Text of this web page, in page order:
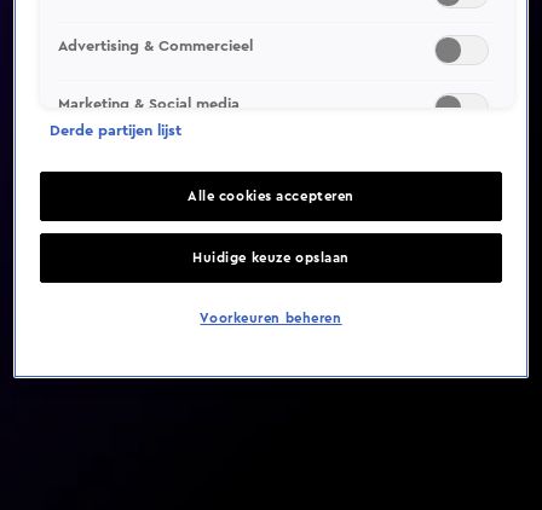
Advertising & Commercieel
Marketing & Social media
Derde partijen lijst
Alle cookies accepteren
Huidige keuze opslaan
Voorkeuren beheren